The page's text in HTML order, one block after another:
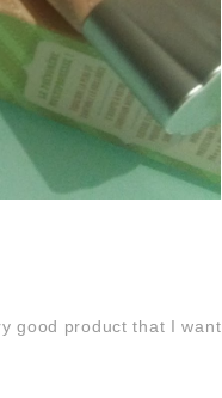
good product that I want